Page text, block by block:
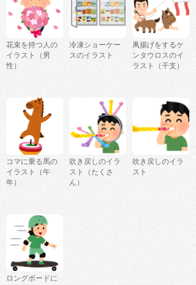
花束を持つ人の
イラスト（男
性）
冷凍ショーケー
スのイラスト
凧揚げをするケ
ンタウロスのイ
ラスト（干支）
コマに乗る馬の
イラスト（午
年）
吹き戻しのイラ
スト（たくさ
ん）
吹き戻しのイラ
スト
ロングボードに